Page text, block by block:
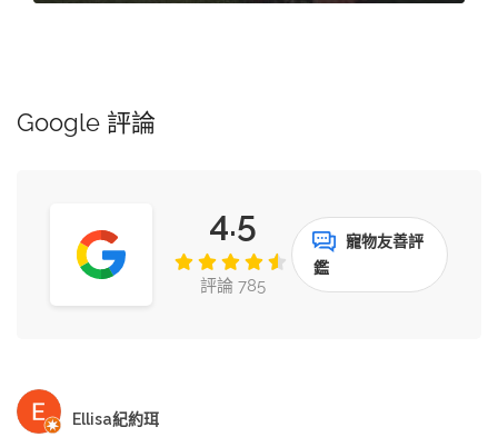
Google 評論
4.5
評論 785
寵物友善評
鑑
Ellisa紀約珥